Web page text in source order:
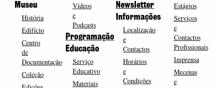
Museu
História
Edifício
Centro
de
Documentação
Coleção
Vídeos
e
Podcasts
Programação
Educação
Serviço
Educativo
Materiais
Newsletter
Informações
Localização
e
Contactos
Horários
e
Condições
Estágios
Serviços
e
Contactos
Profissionais
Imprensa
Mecenas
e